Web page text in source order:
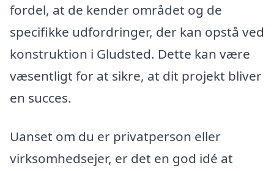
fordel, at de kender området og de
specifikke udfordringer, der kan opstå ved
konstruktion i Gludsted. Dette kan være
væsentligt for at sikre, at dit projekt bliver
en succes.
Uanset om du er privatperson eller
virksomhedsejer, er det en god idé at